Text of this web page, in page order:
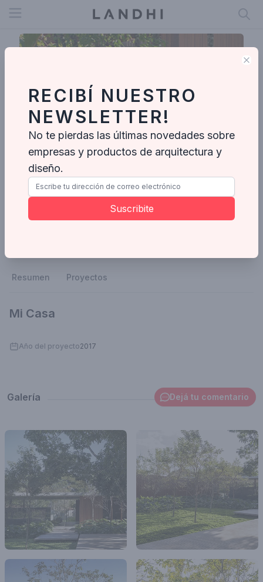
Open menu
Valeria Gontijo + Arquitetos
Enviar mensaje
Resumen Proyectos
Mi Casa
Año del proyecto2017
Galería Dejá tu comentario
RECIBÍ NUESTRO
NEWSLETTER!
No te pierdas las últimas novedades sobre
empresas y productos de arquitectura y
diseño.
Suscribite